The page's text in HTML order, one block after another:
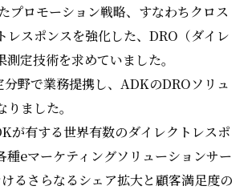
プロモーション戦略、すなわちクロス
スポンスを強化した、DRO（ダイレ
定技術を求めていました。
野で業務提携し、ADKのDROソリュ
ました。
が有する世界有数のダイレクトレスポ
eマーケティングソリューションサー
るさらなるシェア拡大と顧客満足度の